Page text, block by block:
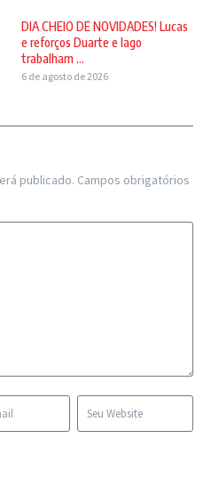
DIA CHEIO DE NOVIDADES! Lucas
e reforços Duarte e Iago
trabalham ...
6 de agosto de 2026
publicado. Campos obrigatórios